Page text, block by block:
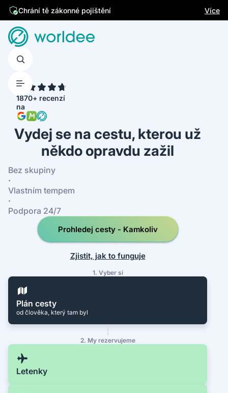
Jsme česká firma Více
1870+ recenzí
na
Vydej se na cestu, kterou už
někdo opravdu zažil
Bez skupiny
·
Vlastním tempem
·
Podpora 24/7
Prohledej cesty - Kamkoliv
Zjistit, jak to funguje
1. Vyber si
Plán cesty
od člověka, který tam byl
2. My rezervujeme
Letenky